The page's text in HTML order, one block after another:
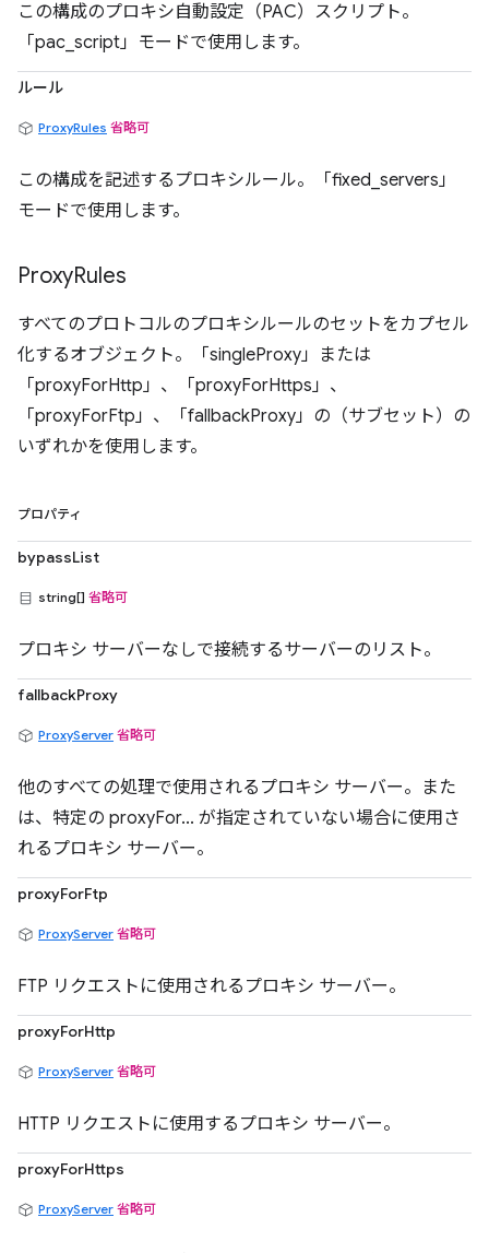
この構成のプロキシ自動設定（PAC）スクリプト。
「pac_script」モードで使用します。
ルール
ProxyRules 省略可
この構成を記述するプロキシルール。「fixed_servers」
モードで使用します。
ProxyRules
すべてのプロトコルのプロキシルールのセットをカプセル
化するオブジェクト。「singleProxy」または
「proxyForHttp」、「proxyForHttps」、
「proxyForFtp」、「fallbackProxy」の（サブセット）の
いずれかを使用します。
プロパティ
bypassList
string[] 省略可
プロキシ サーバーなしで接続するサーバーのリスト。
fallbackProxy
ProxyServer 省略可
他のすべての処理で使用されるプロキシ サーバー。また
は、特定の proxyFor... が指定されていない場合に使用さ
れるプロキシ サーバー。
proxyForFtp
ProxyServer 省略可
FTP リクエストに使用されるプロキシ サーバー。
proxyForHttp
ProxyServer 省略可
HTTP リクエストに使用するプロキシ サーバー。
proxyForHttps
ProxyServer 省略可